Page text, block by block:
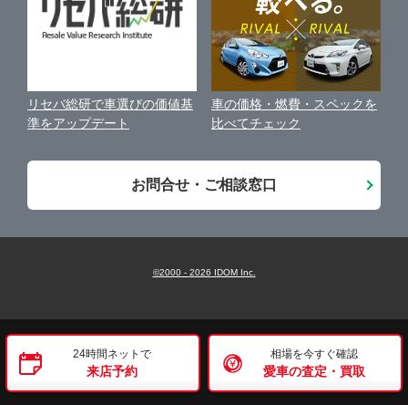
24時間ネットで
来店予約
相場を今すぐ確認
愛車の査定・買取
古物営業法に基づく表示
お客様の声
会社案内
リセバ総研で車選びの価値基
準をアップデート
車の価格・燃費・スペックを
比べてチェック
お問合せ・ご相談窓口
©2000 - 2026 IDOM Inc.